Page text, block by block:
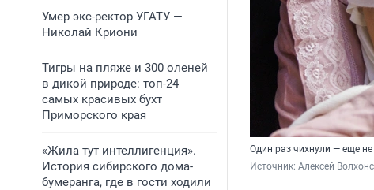
Умер экс-ректор УГАТУ —
Николай Криони
Тигры на пляже и 300 оленей
в дикой природе: топ-24
самых красивых бухт
Приморского края
«Жила тут интеллигенция».
История сибирского дома-
бумеранга, где в гости ходили
Один раз чихнули — еще
Источник: Алексей